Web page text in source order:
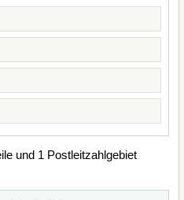
und 1 Postleitzahlgebiet